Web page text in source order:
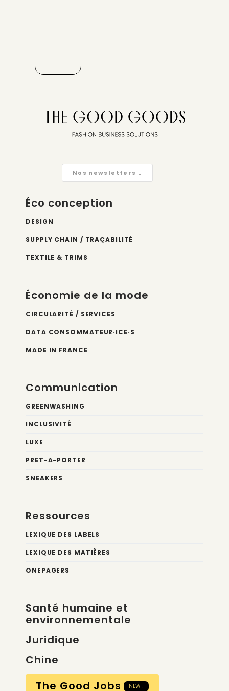
Nos newsletters
Éco conception
DESIGN
SUPPLY CHAIN / TRAÇABILITÉ
TEXTILE & TRIMS
Économie de la mode
CIRCULARITÉ / SERVICES
DATA CONSOMMATEUR·ICE·S
MADE IN FRANCE
Communication
GREENWASHING
INCLUSIVITÉ
LUXE
PRET-A-PORTER
SNEAKERS
Ressources
LEXIQUE DES LABELS
LEXIQUE DES MATIÈRES
ONEPAGERS
Santé humaine et
environnementale
Juridique
Chine
The Good Jobs
NEW !